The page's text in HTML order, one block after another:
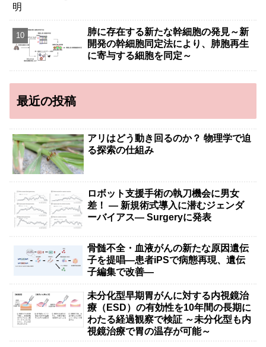
肺に存在する新たな幹細胞の発見～新
開発の幹細胞同定法により、肺胞再生
に寄与する細胞を同定～
最近の投稿
アリはどう動き回るのか？ 物理学で迫
る探索の仕組み
ロボット支援手術の執刀機会に男女
差！ — 新規術式導入に潜むジェンダ
ーバイアス— Surgeryに発表
骨髄不全・血液がんの新たな原因遺伝
子を提唱―患者iPSで病態再現、遺伝
子編集で改善―
未分化型早期胃がんに対する内視鏡治
療（ESD）の有効性を10年間の長期に
わたる経過観察で検証 ～未分化型も内
視鏡治療で胃の温存が可能～